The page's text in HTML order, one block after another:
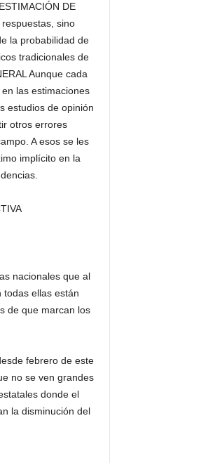
DE
sino
la probabilidad de
tradicionales de
Aunque cada
las estimaciones
estudios de opinión
otros errores
A esos se les
implícito en la
nacionales que al
todas ellas están
de que marcan los
febrero de este
no se ven grandes
donde el
la disminución del